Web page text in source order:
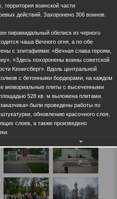
территория воинской части
действий. Захоронено 306 воинов.
пирамидальный обелиск из черного
чаша Вечного огня, а по обе
с эпитафиями: «Вечная слава героям,
«Здесь похоронены воины советской
Kенигсберг». Вдоль центральной
с бетонными бордюрами, на каждом
мемориальные плиты с высеченными
528 кв. м выложена плитами.
были проведены работы по
обновлению красочного слоя,
слоев, а также произведено